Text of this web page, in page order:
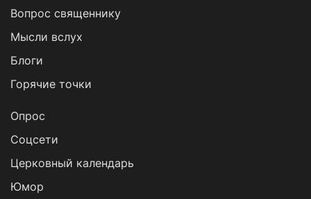
Вопрос священнику
Мысли вслух
Блоги
Горячие точки
Опрос
Cоцсети
Церковный календарь
Юмор